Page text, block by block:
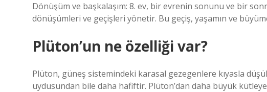
Dönüşüm ve başkalaşım: 8. ev, bir evrenin sonunu ve bir
dönüşümleri ve geçişleri yönetir. Bu geçiş, yaşamın ve
Plüton’un ne özelliği var?
Plüton, güneş sistemindeki karasal gezegenlere kıyasla
uydusundan bile daha hafiftir. Plüton’dan daha büyük